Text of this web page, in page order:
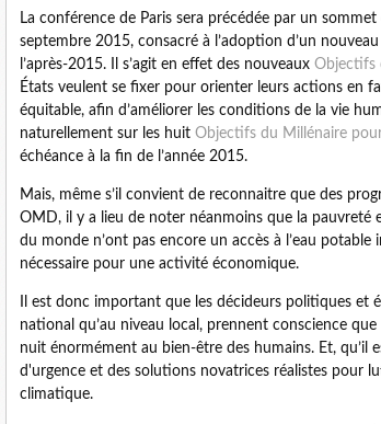
La conférence de Paris sera précédée par un
septembre 2015, consacré à l’adoption d’un
l’après-2015. Il s’agit en effet des nouveaux Objectifs
États veulent se fixer pour orienter leurs actions en
équitable, afin d’améliorer les conditions de la vie
naturellement sur les huit Objectifs du Millénaire
échéance à la fin de l’année 2015.
Mais, même s’il convient de reconnaitre que des
OMD, il y a lieu de noter néanmoins que la pauvreté
du monde n’ont pas encore un accès à l’eau potable
nécessaire pour une activité économique.
Il est donc important que les décideurs politiques et
national qu’au niveau local, prennent conscience
nuit énormément au bien-être des humains. Et, qu’il
d'urgence et des solutions novatrices réalistes pour
climatique.